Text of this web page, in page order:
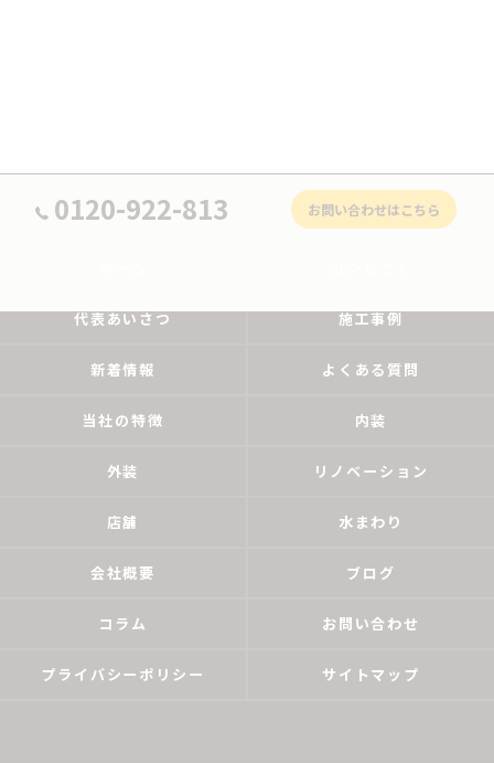
0120-922-813 お問い合わせはこちら
代表あいさつ 施工事例
新着情報 よくある質問
当社の特徴 内装
外装 リノベーション
店舗 水まわり
会社概要 ブログ
コラム お問い合わせ
プライバシーポリシー サイトマップ